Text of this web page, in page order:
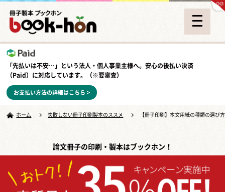
「先払いは不安…」という法人・個人事業主様へ。安心の後払い決済
（Paid） に対応しています。（※要審査）
お支払い方法の詳細はこちら >
ホーム 失敗しない冊子印刷製本のススメ 【冊子印刷】本文用紙の種類の選び
論文冊子の印刷・製本はブックホン！